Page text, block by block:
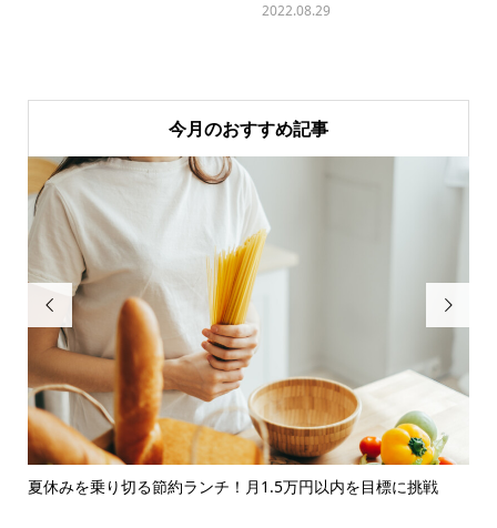
2022.08.29
今月のおすすめ記事

夏休みを乗り切る節約ランチ！月1.5万円以内を目標に挑戦
